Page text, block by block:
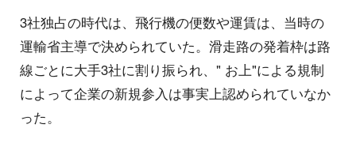
3社独占の時代は、飛行機の便数や運賃は、当時の
運輸省主導で決められていた。滑走路の発着枠は路
線ごとに大手3社に割り振られ、" お上"による規制
によって企業の新規参入は事実上認められていなか
った。